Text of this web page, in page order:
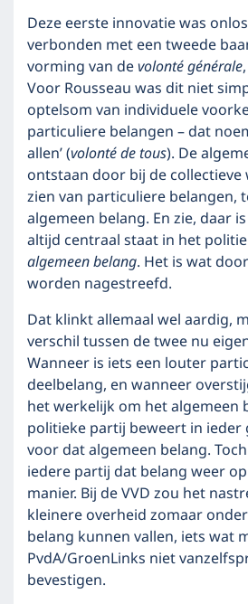
Deze eerste innovatie was
verbonden met een tweede
vorming van devo­lonté générale
Voor Rousseau was dit niet
optelsom van individuele
particuliere belangen – dat
allen’ (volonté de tous). De
ontstaan door bij de
zien van particuliere belangen,
algemeen belang. En zie, daar
altijd centraal staat in het
algemeen belang. Het is wat
worden nagestreefd.
Dat klinkt allemaal wel aardig,
verschil tussen de twee nu
Wanneer is iets een louter
deelbelang, en wanneer
het werkelijk om het algemeen
politieke partij beweert in ieder
voor dat algemeen belang.
iedere partij dat belang weer
manier. Bij de VVD zou het
kleinere overheid zomaar
belang kunnen vallen, iets wat
PvdA/GroenLinks niet
bevestigen.